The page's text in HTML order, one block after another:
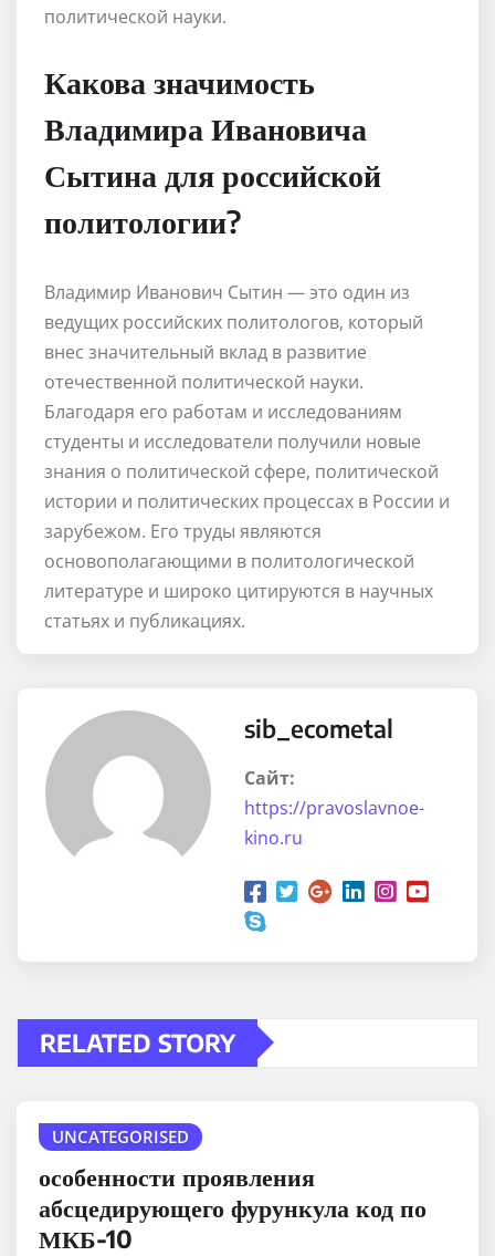
политической науки.
Какова значимость
Владимира Ивановича
Сытина для российской
политологии?
Владимир Иванович Сытин — это один из
ведущих российских политологов, который
внес значительный вклад в развитие
отечественной политической науки.
Благодаря его работам и исследованиям
студенты и исследователи получили новые
знания о политической сфере, политической
истории и политических процессах в России и
зарубежом. Его труды являются
основополагающими в политологической
литературе и широко цитируются в научных
статьях и публикациях.
sib_ecometal
Сайт:
https://pravoslavnoe-
kino.ru
RELATED STORY
UNCATEGORISED
особенности проявления
абсцедирующего фурункула код по
МКБ-10